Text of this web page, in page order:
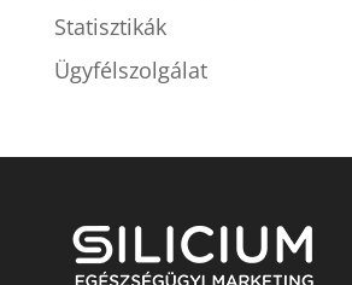
Statisztikák
Ügyfélszolgálat